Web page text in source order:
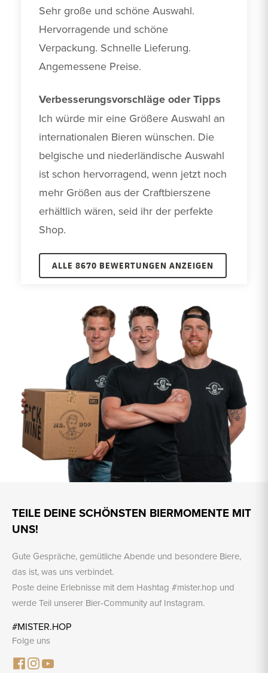
Sehr große und schöne Auswahl.
Hervorragende und schöne
Verpackung. Schnelle Lieferung.
Angemessene Preise.
Verbesserungsvorschläge oder Tipps
Ich würde mir eine Größere Auswahl an
internationalen Bieren wünschen. Die
belgische und niederländische Auswahl
ist schon hervorragend, wenn jetzt noch
mehr Größen aus der Craftbierszene
erhältlich wären, seid ihr der perfekte
Shop.
ALLE 8670 BEWERTUNGEN ANZEIGEN
TEILE DEINE SCHÖNSTEN BIERMOMENTE MIT
UNS!
Gute Gespräche, gemütliche Abende und besondere Biere,
das ist, was uns verbindet.
Poste deine Erlebnisse mit dem Hashtag #mister.hop und
werde Teil unserer Bier-Community auf Instagram.
#MISTER.HOP
Folge uns